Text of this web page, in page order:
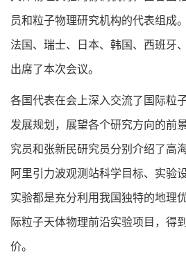
员和粒子物理研究机构的代表组成
法国、瑞士、日本、韩国、西班牙
出席了本次会议。
各国代表在会上深入交流了国际粒
发展规划，展望各个研究方向的前
究员和张新民研究员分别介绍了高
阿里引力波观测站科学目标、实验
实验都是充分利用我国独特的地理
际粒子天体物理前沿实验项目，得
价。